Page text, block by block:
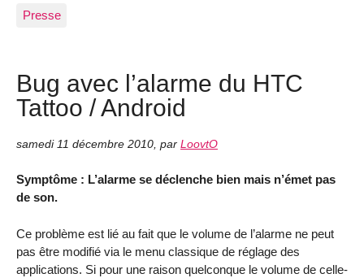
Presse
Bug avec l’alarme du HTC
Tattoo / Android
samedi 11 décembre 2010 par LoovtO
Symptôme : L’alarme se déclenche bien mais n’émet pas
de son.
Ce problème est lié au fait que le volume de l’alarme ne peut
pas être modifié via le menu classique de réglage des
applications. Si pour une raison quelconque le volume de celle-